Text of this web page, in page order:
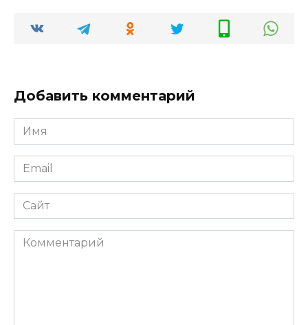
Добавить комментарий
Имя
*
Email
*
Сайт
Комментарий